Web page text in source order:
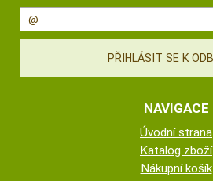
NAVIGACE
Úvodní strana
Katalog zboží
Nákupní košík